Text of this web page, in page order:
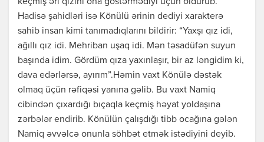
Hadisə şahidləri isə Könülü ərinin dediyi xarakterə
sahib insan kimi tanımadıqlarını bildirir: “Yaxşı qız idi,
ağıllı qız idi. Mehriban uşaq idi. Mən təsadüfən suyun
başında idim. Gördüm qıza yaxınlaşır, bir az ləngidim ki,
dava edərlərsə, ayırım”.Həmin vaxt Könülə dəstək
olmaq üçün rəfiqəsi yanına gəlib. Bu vaxt Namiq
cibindən çıxardığı bıçaqla keçmiş həyat yoldaşına
zərbələr endirib. Könülün çalışdığı tibb ocağına gələn
Namiq əvvəlcə onunla söhbət etmək istədiyini deyib.